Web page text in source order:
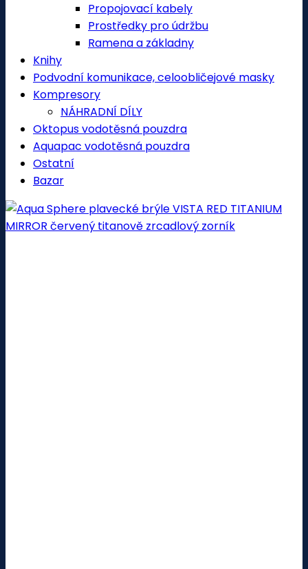
Propojovací kabely
Prostředky pro údržbu
Ramena a základny
Knihy
Podvodní komunikace, celoobličejové masky
Kompresory
NÁHRADNÍ DÍLY
Oktopus vodotěsná pouzdra
Aquapac vodotěsná pouzdra
Ostatní
Bazar